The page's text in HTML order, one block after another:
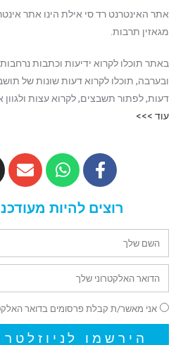
אתר האינטרנט רד סי אילת הינו אתר
מגאזין תרבות.
באתר תוכלו לקרוא ידיעות וכתבות
ובערבה, תוכלו לקרוא דעות שונות של
דעות, לפתור תשבצים, לקרוא עצות
עוד >>>
רוצים להיות
אני מאשר/ת קבלת פרסומים בדואר
הירשמו